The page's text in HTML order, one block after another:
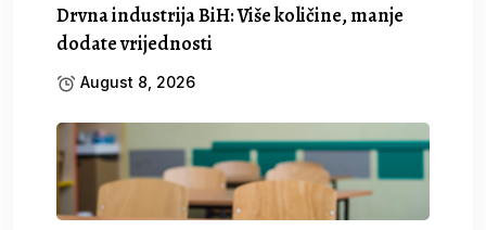
Drvna industrija BiH: Više količine, manje
dodate vrijednosti
August 8, 2026